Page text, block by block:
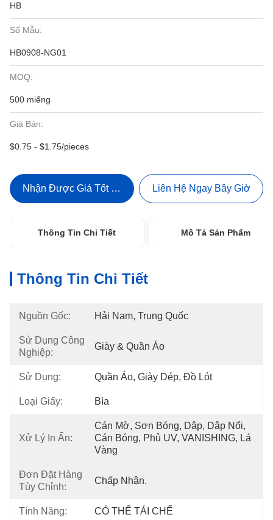
HB
Số Mẫu:
HB0908-NG01
MOQ:
500 miếng
Giá Bán:
$0.75 - $1.75/pieces
Nhận Được Giá Tốt Nhất Liên Hệ Ngay Bây Giờ
Thông Tin Chi Tiết Mô Tả Sản Phẩm
Thông Tin Chi Tiết
Nguồn Gốc: Hải Nam, Trung Quốc
Sử Dụng Công
Nghiệp:
Giày & Quần Áo
Sử Dụng: Quần Áo, Giày Dép, Đồ Lót
Loại Giấy: Bìa
Xử Lý In Ấn:
Cán Mờ, Sơn Bóng, Dập, Dập Nổi,
Cán Bóng, Phủ UV, VANISHING, Lá
Vàng
Đơn Đặt Hàng
Tùy Chỉnh:
Chấp Nhận.
Tính Năng: CÓ THỂ TÁI CHẾ